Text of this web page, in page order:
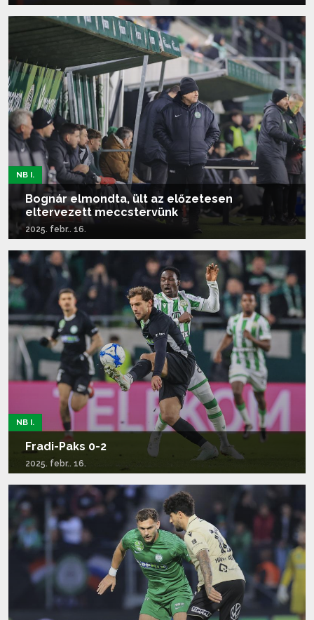
Tovább olvasom...
NB I.
Bognár elmondta, ült az előzetesen
eltervezett meccstervünk
2025. febr.. 16.
Tovább olvasom...
NB I.
Fradi-Paks 0-2
2025. febr.. 16.
Tovább olvasom...